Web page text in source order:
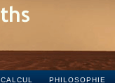
CALCUL PHILOSOPHIE